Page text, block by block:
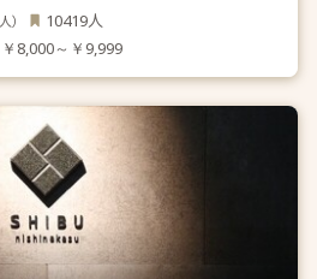
人） 10419人
￥8,000～￥9,999